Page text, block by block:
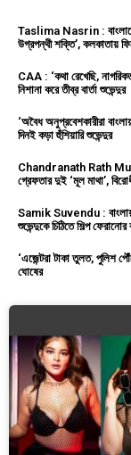
Taslima Nasrin :
উগ্রপন্থী শক্তি’, কলকাতায়
CAA : ‘কথা রেখেছি,
নিশানা করে তীব্র বার্তা শুভেন্দুর
‘অবৈধ অনুপ্রবেশকারীরা
দিনই কড়া হুঁশিয়ারি শুভেন্দুর
Chandranath Rath
গ্রেফতার দুই ‘মূল মাথা’,
Samik Suvendu : বাংলায়
শুভেন্দুকে চিঠিতে শিল্প ফেরানোর
‘এজেন্টরা টাকা তুলত, পুলিশ
ঘোষের